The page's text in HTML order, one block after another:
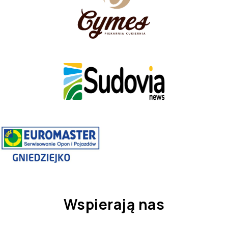
Wspierają nas